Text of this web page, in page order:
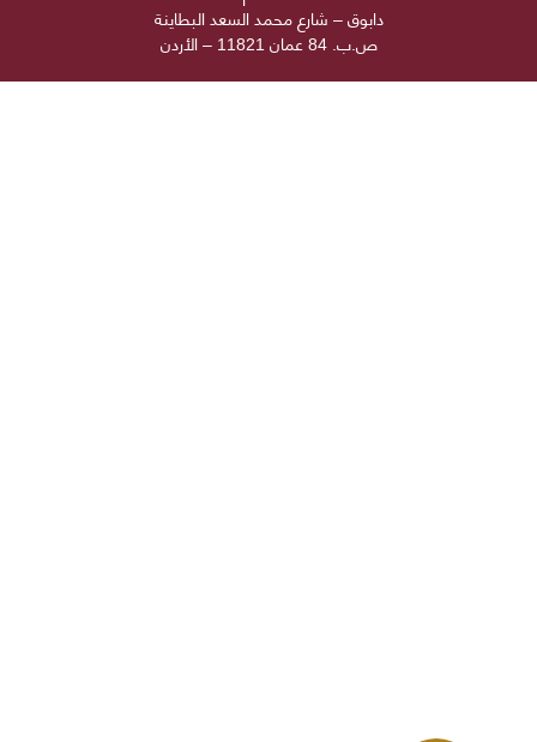
دابوق – شارع محمد السعد البطاينة
ص.ب. 84 عمان 11821 – الأردن